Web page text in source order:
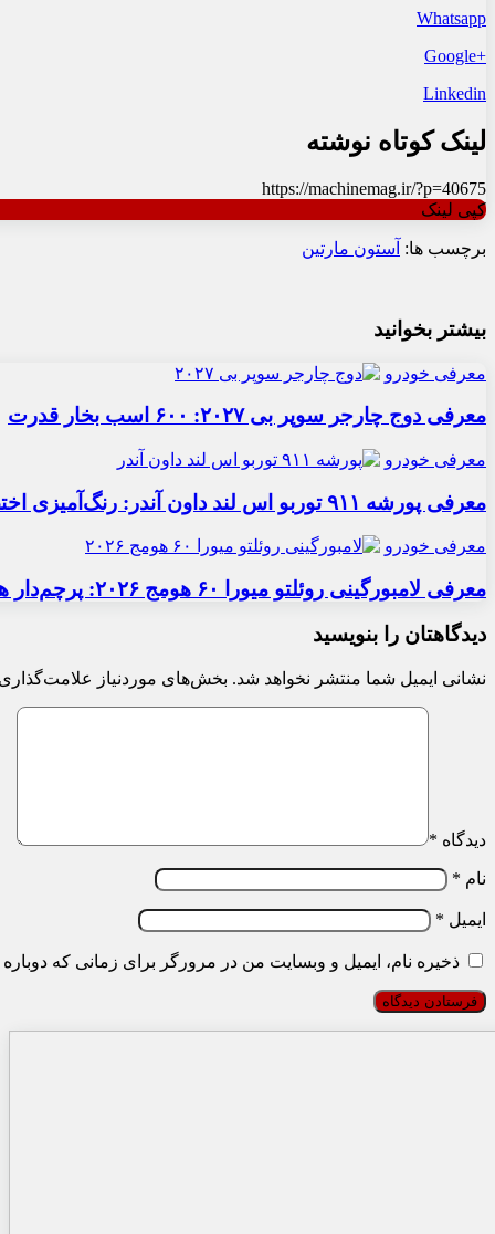
Whatsapp
+Google
Linkedin
لینک کوتاه نوشته
https://machinemag.ir/?p=40675
کپی لینک
برچسب ها: آستون مارتین
بیشتر بخوانید
معرفی خودرو
معرفی دوج چارجر سوپر بی ۲۰۲۷: ۶۰۰ اسب بخار قدرت
معرفی خودرو
معرفی پورشه ۹۱۱ توربو اس لند داون آندر: رنگ‌آمیزی اختصاصی
معرفی خودرو
معرفی لامبورگینی روئلتو میورا ۶۰ هومج ۲۰۲۶: پرچم‌دار هیبریدی
دیدگاهتان را بنویسید
نشانی ایمیل شما منتشر نخواهد شد. بخش‌های موردنیاز
دیدگاه *
نام *
ایمیل *
ذخیره نام، ایمیل و وبسایت من در مرورگر برای زمانی که